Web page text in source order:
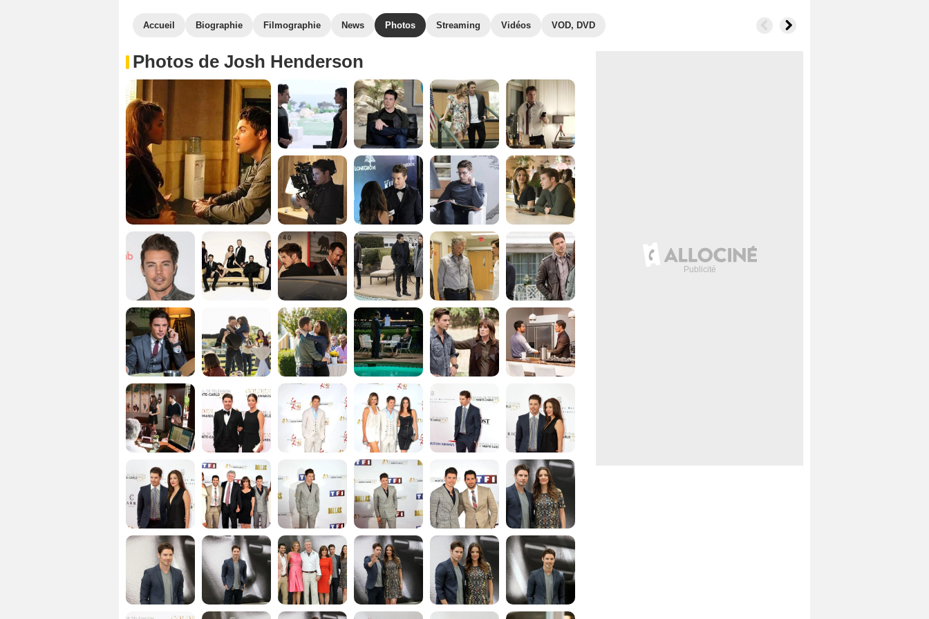
Accueil Biographie Filmographie News Photos Streaming Vidéos VOD, DVD
Photos de Josh Henderson